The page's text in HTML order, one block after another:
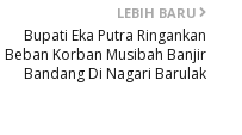
LEBIH BARU
Bupati Eka Putra Ringankan
Beban Korban Musibah Banjir
Bandang Di Nagari Barulak